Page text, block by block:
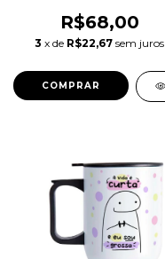
R$68,00
3 x de R$22,67 sem juros